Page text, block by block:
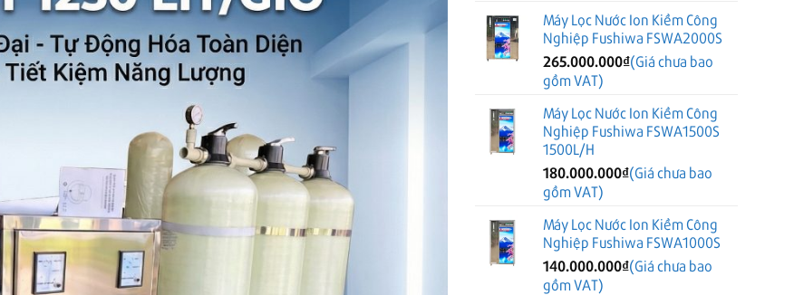
Máy Lọc Nước Ion Kiềm Công
Nghiệp Fushiwa FSWA2000S
265.000.000₫(Giá chưa bao
gồm VAT)
Máy Lọc Nước Ion Kiềm Công
Nghiệp Fushiwa FSWA1500S
1500L/H
180.000.000₫(Giá chưa bao
gồm VAT)
Máy Lọc Nước Ion Kiềm Công
Nghiệp Fushiwa FSWA1000S
140.000.000₫(Giá chưa bao
gồm VAT)